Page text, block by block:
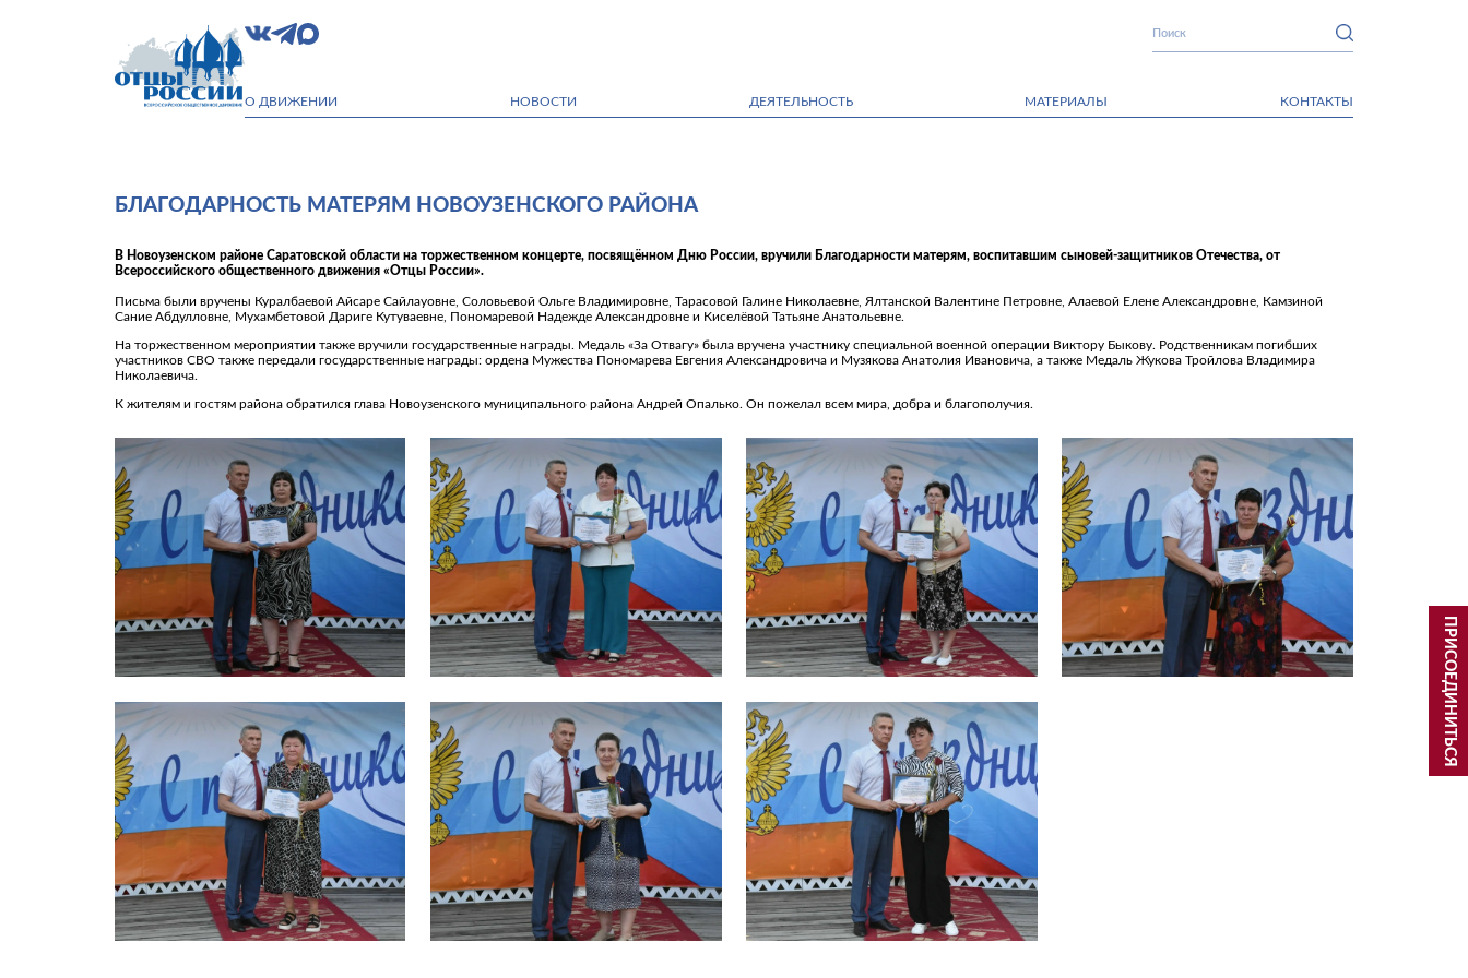
О ДВИЖЕНИИ НОВОСТИ ДЕЯТЕЛЬНОСТЬ МАТЕРИАЛЫ КОНТАКТЫ
БЛАГОДАРНОСТЬ МАТЕРЯМ НОВОУЗЕНСКОГО РАЙОНА
В Новоузенском районе Саратовской области на торжественном концерте, посвящённом Дню России, вручили Благодарности матерям, воспитавшим сыновей-защитников Отечества, от
Всероссийского общественного движения «Отцы России».
Письма были вручены Куралбаевой Айсаре Сайлауовне, Соловьевой Ольге Владимировне, Тарасовой Галине Николаевне, Ялтанской Валентине Петровне, Алаевой Елене Александровне, Камзиной
Сание Абдулловне, Мухамбетовой Дариге Кутуваевне, Пономаревой Надежде Александровне и Киселёвой Татьяне Анатольевне.
На торжественном мероприятии также вручили государственные награды. Медаль «За Отвагу» была вручена участнику специальной военной операции Виктору Быкову. Родственникам погибших
участников СВО также передали государственные награды: ордена Мужества Пономарева Евгения Александровича и Музякова Анатолия Ивановича, а также Медаль Жукова Тройлова Владимира
Николаевича.
К жителям и гостям района обратился глава Новоузенского муниципального района Андрей Опалько. Он пожелал всем мира, добра и благополучия.
ПРИСОЕДИНИТЬСЯ